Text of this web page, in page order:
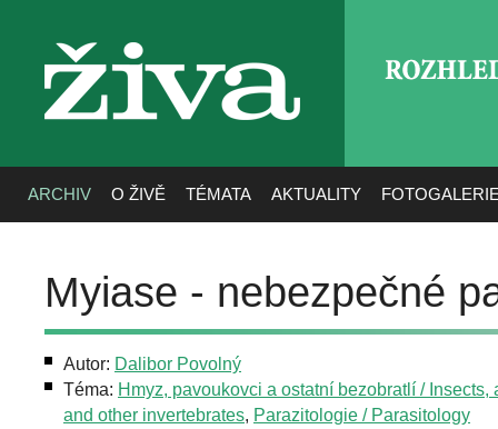
živa
ARCHIV O ŽIVĚ TÉMATA AKTUALITY
Myiase - nebezpečné
Autor: Dalibor Povolný
Téma: Hmyz, pavoukovci a ostatní bezobratlí / Insects,
and other invertebrates, Parazitologie / Parasitology